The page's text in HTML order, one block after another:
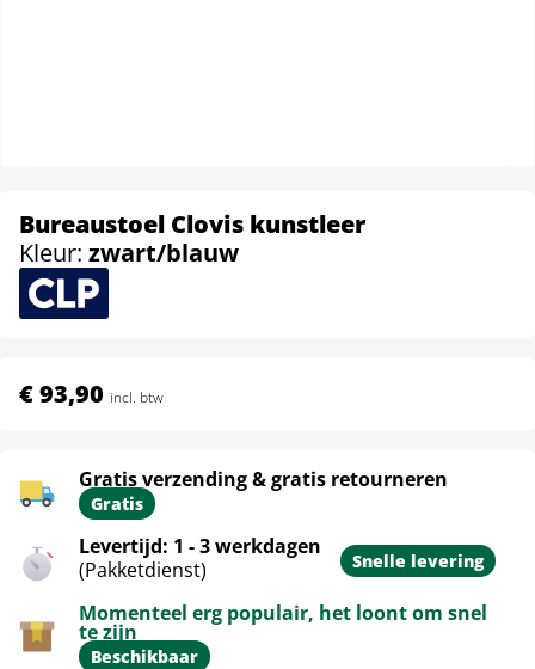
Bureaustoel Clovis kunstleer
Kleur: zwart/blauw
€ 93,90 incl. btw
Gratis verzending & gratis retourneren
Gratis
Levertijd: 1 - 3 werkdagen
(Pakketdienst)
Snelle levering
Momenteel erg populair, het loont om snel
te zijn
Beschikbaar